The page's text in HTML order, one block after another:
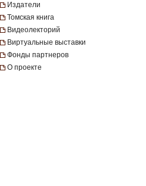
Издатели
Томская книга
Видеолекторий
Виртуальные выставки
Фонды партнеров
О проекте